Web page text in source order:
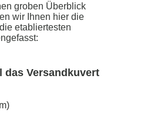
groben Überblick
wir Ihnen hier die
etabliertesten
das Versandkuvert